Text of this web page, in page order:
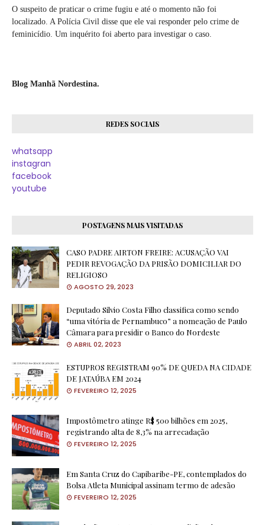
O suspeito de praticar o crime fugiu e até o momento não foi
localizado. A Polícia Civil disse que ele vai responder pelo crime de
feminicídio. Um inquérito foi aberto para investigar o caso.
Blog Manhã Nordestina.
REDES SOCIAIS
whatsapp
instagran
facebook
youtube
POSTAGENS MAIS VISITADAS
CASO PADRE AIRTON FREIRE: ACUSAÇÃO VAI
PEDIR REVOGAÇÃO DA PRISÃO DOMICILIAR DO
RELIGIOSO
AGOSTO 29, 2023
Deputado Silvio Costa Filho classifica como sendo
“uma vitória de Pernambuco” a nomeação de Paulo
Câmara para presidir o Banco do Nordeste
ABRIL 02, 2023
ESTUPROS REGISTRAM 90% DE QUEDA NA CIDADE
DE JATAÚBA EM 2024
FEVEREIRO 12, 2025
Impostômetro atinge R$ 500 bilhões em 2025,
registrando alta de 8,3% na arrecadação
FEVEREIRO 12, 2025
Em Santa Cruz do Capibaribe-PE, contemplados do
Bolsa Atleta Municipal assinam termo de adesão
FEVEREIRO 12, 2025